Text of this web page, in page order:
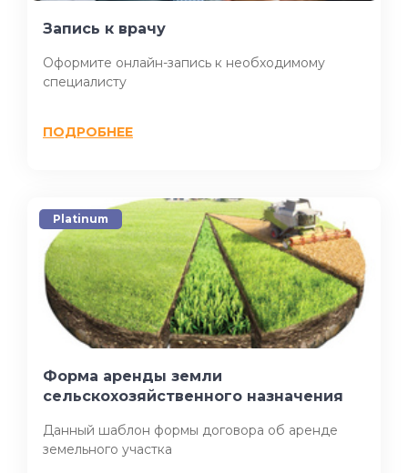
Запись к врачу
Оформите онлайн-запись к необходимому
специалисту
ПОДРОБНЕЕ
Platinum
Форма аренды земли
сельскохозяйственного назначения
Данный шаблон формы договора об аренде
земельного участка